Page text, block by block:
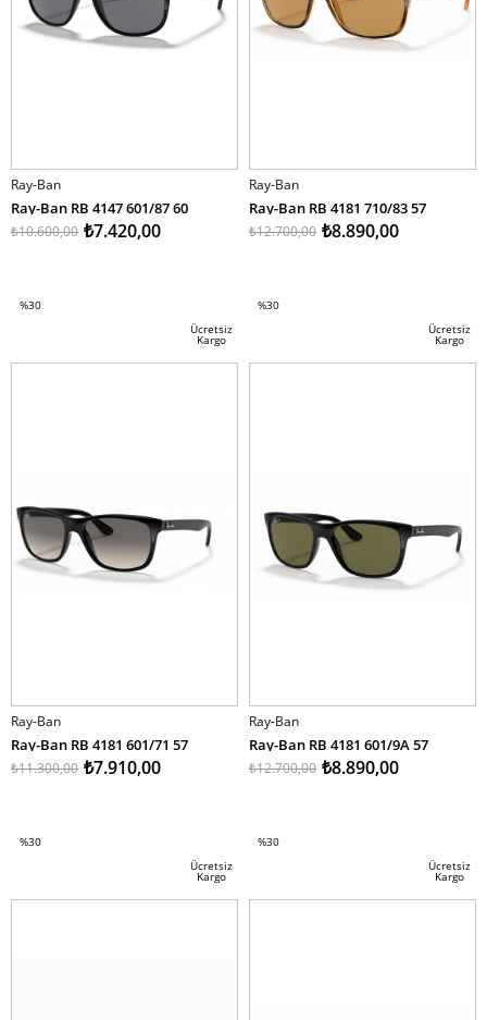
Ray-Ban
Ray-Ban RB 4147 601/87 60
₺7.420,00
₺10.600,00
%30
Ücretsiz
Kargo
Ray-Ban
Ray-Ban RB 4181 710/83 57
₺8.890,00
₺12.700,00
%30
Ücretsiz
Kargo
Ray-Ban
Ray-Ban RB 4181 601/71 57
₺7.910,00
₺11.300,00
%30
Ücretsiz
Kargo
Ray-Ban
Ray-Ban RB 4181 601/9A 57
₺8.890,00
₺12.700,00
%30
Ücretsiz
Kargo